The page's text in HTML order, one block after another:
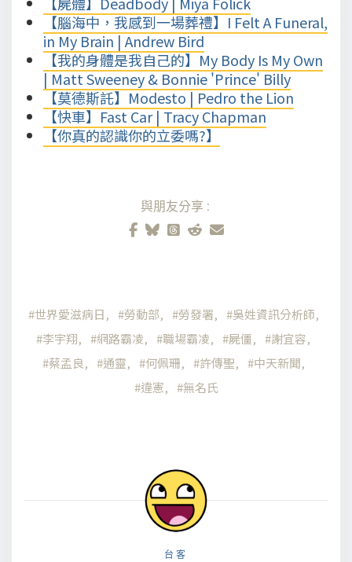
【腦海中，我感到一場葬禮】I Felt A Funeral,
in My Brain | Andrew Bird
【我的身體是我自己的】My Body Is My Own
| Matt Sweeney & Bonnie 'Prince' Billy
【莫德斯託】Modesto | Pedro the Lion
【快車】Fast Car | Tracy Chapman
【你真的認識你的立委嗎?】
與朋友分享:
世界愛滋病日 勞動部 勞發署
吳姓資訊分析師
李宇翔
網路霸凌 職場霸凌 屍僵
謝宜容
蔡孟良
通靈 何佩珊 許傳聖
中天新聞
違憲
無名氏
台客